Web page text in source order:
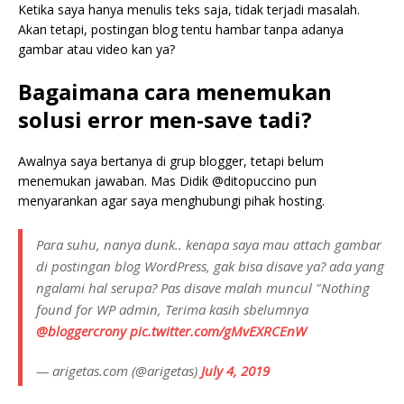
Ketika saya hanya menulis teks saja, tidak terjadi masalah.
Akan tetapi, postingan blog tentu hambar tanpa adanya
gambar atau video kan ya?
Bagaimana cara menemukan
solusi error men-save tadi?
Awalnya saya bertanya di grup blogger, tetapi belum
menemukan jawaban. Mas Didik @ditopuccino pun
menyarankan agar saya menghubungi pihak hosting.
Para suhu, nanya dunk.. kenapa saya mau attach gambar
di postingan blog WordPress, gak bisa disave ya? ada yang
ngalami hal serupa? Pas disave malah muncul "Nothing
found for WP admin, Terima kasih sbelumnya
@bloggercrony pic.twitter.com/gMvEXRCEnW
— arigetas.com (@arigetas) July 4, 2019